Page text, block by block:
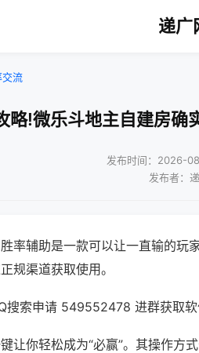
递广
交流
略!微乐斗地主自建房确
发布时间：2026-
发布者：
率辅助是一款可以让一直输的玩
规渠道获取使用。
搜索申请 549552478 进群获取
让你轻松成为“必赢”。其操作方